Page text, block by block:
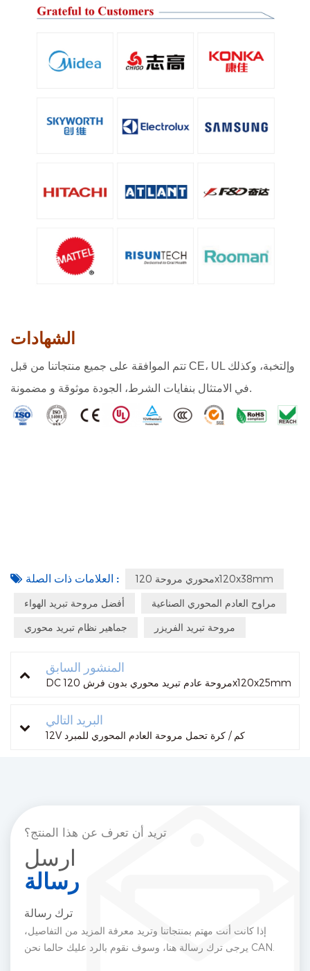
الشهادات
تتم الموافقة على جميع منتجاتنا من قبل CE، UL وإلتخبة، وكذلك
في الامتثال بنفايات الشرط، الجودة موثوقة و مضمونة.
العلامات ذات الصلة : محوري مروحة 120x120x38mm
أفضل مروحة تبريد الهواء مراوح العادم المحوري الصناعية
جماهير نظام تبريد محوري مروحة تبريد الفريزر
المنشور السابق
DC مروحة عادم تبريد محوري بدون فرش 120x120x25mm
البريد التالي
12V كم / كرة تحمل مروحة العادم المحوري للمبرد
تريد أن تعرف عن هذا المنتج؟
ارسل
رسالة
ترك رسالة
إذا كانت أنت مهتم بمنتجاتنا وتريد معرفة المزيد من التفاصيل،
يرجى ترك رسالة هنا، وسوف نقوم بالرد عليك حالما نحن CAN.